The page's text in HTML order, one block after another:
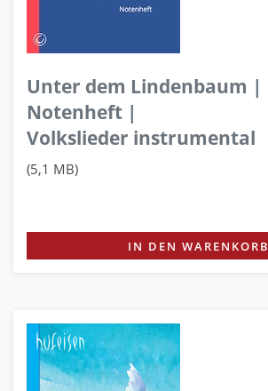
Unter dem Lindenbaum |
Notenheft |
Volkslieder instrumental
(5,1 MB)
IN DEN WARENKORB